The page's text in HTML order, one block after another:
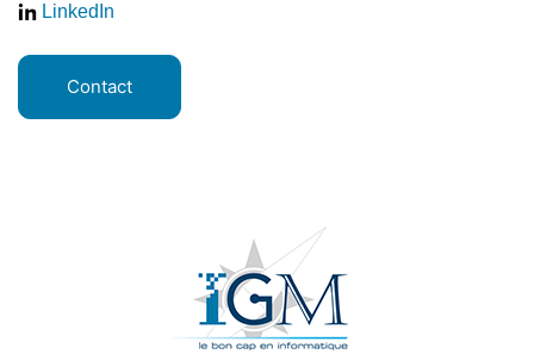
LinkedIn
Contact